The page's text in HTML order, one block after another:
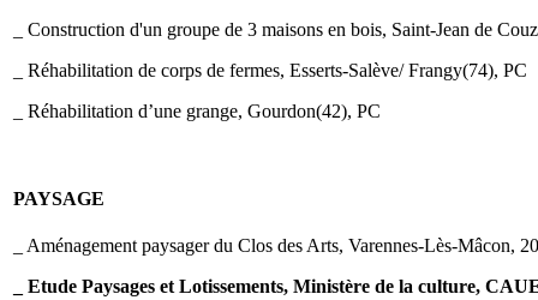
_ Construction d'un groupe de 3 maisons en bois, Saint-Jean de
_ Réhabilitation de corps de fermes, Esserts-Salève/ Frangy(74), PC
_ Réhabilitation d’une grange, Gourdon(42), PC
PAYSAGE
_ Aménagement paysager du Clos des Arts, Varennes-Lès-Mâcon,
_ Etude Paysages et Lotissements, Ministère de la culture,